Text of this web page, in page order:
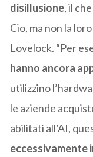
disillusione, il
Cio, ma non la
Lovelock. “Per
hanno ancora
utilizzino
le aziende
abilitati all’AI,